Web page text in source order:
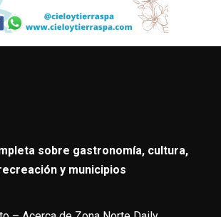
sobre gastronomía, cultura,
y municipios